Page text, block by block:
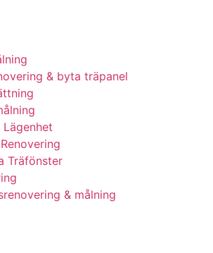
& byta träpanel
Träfönster
& målning